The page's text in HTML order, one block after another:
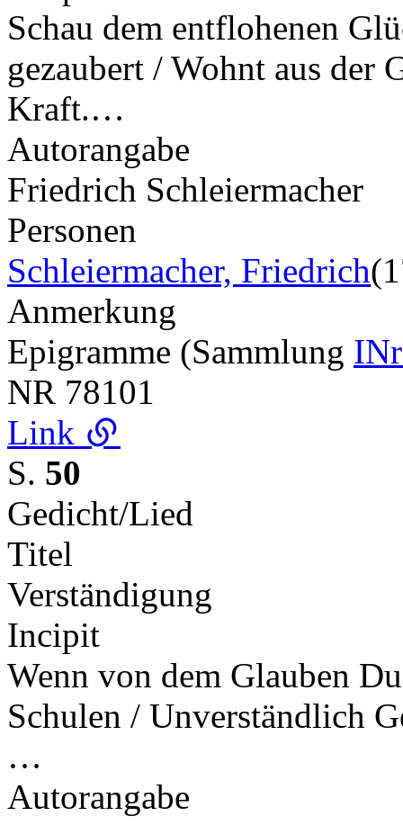
Schau dem entflohenen
gezaubert / Wohnt aus der
Kraft.…
Autorangabe
Friedrich Schleiermacher
Personen
Schleiermacher, Friedrich
Anmerkung
Epigramme (Sammlung
NR 78101
Link
S. 50
Gedicht/Lied
Titel
Verständigung
Incipit
Wenn von dem Glauben
Schulen / Unverständlich
…
Autorangabe